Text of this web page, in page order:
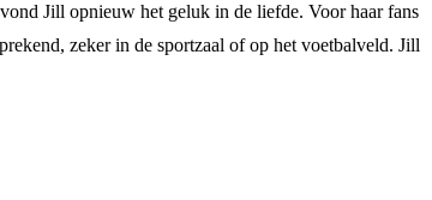
Jill opnieuw het geluk in de liefde. Voor haar fans
zeker in de sportzaal of op het voetbalveld. Jill